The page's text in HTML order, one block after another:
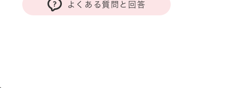
よくある質問と回答